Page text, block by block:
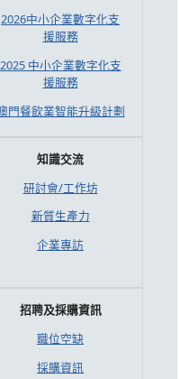
2026中小企業數字化支
援服務
2025 中小企業數字化支
援服務
門餐飲業智能升級計劃
知識交流
研討會/工作坊
新質生產力
企業專訪
招聘及採購資訊
職位空缺
採購資訊